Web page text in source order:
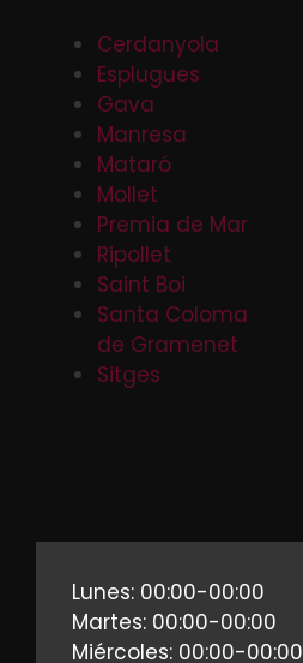
Cerdanyola
Esplugues
Gava
Manresa
Mataró
Mollet
Premia de Mar
Ripollet
Saint Boi
Santa Coloma
de Gramenet
Sitges
Lunes: 00:00-00:00
Martes: 00:00-00:00
Miércoles: 00:00-00:00